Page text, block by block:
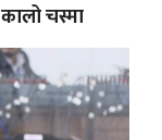
चस्मा